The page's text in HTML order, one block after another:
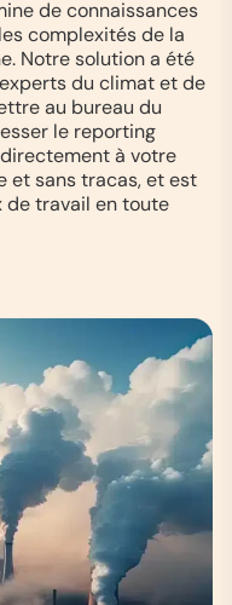
de connaissances
complexités de la
Notre solution a été
du climat et de
au bureau du
le reporting
à votre
et sans tracas, et est
de travail en toute